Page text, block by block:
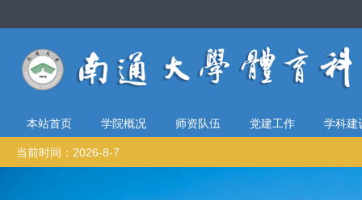
本站首页 学院概况 师资队伍 党建工作 学科建
当前时间：2026-8-7